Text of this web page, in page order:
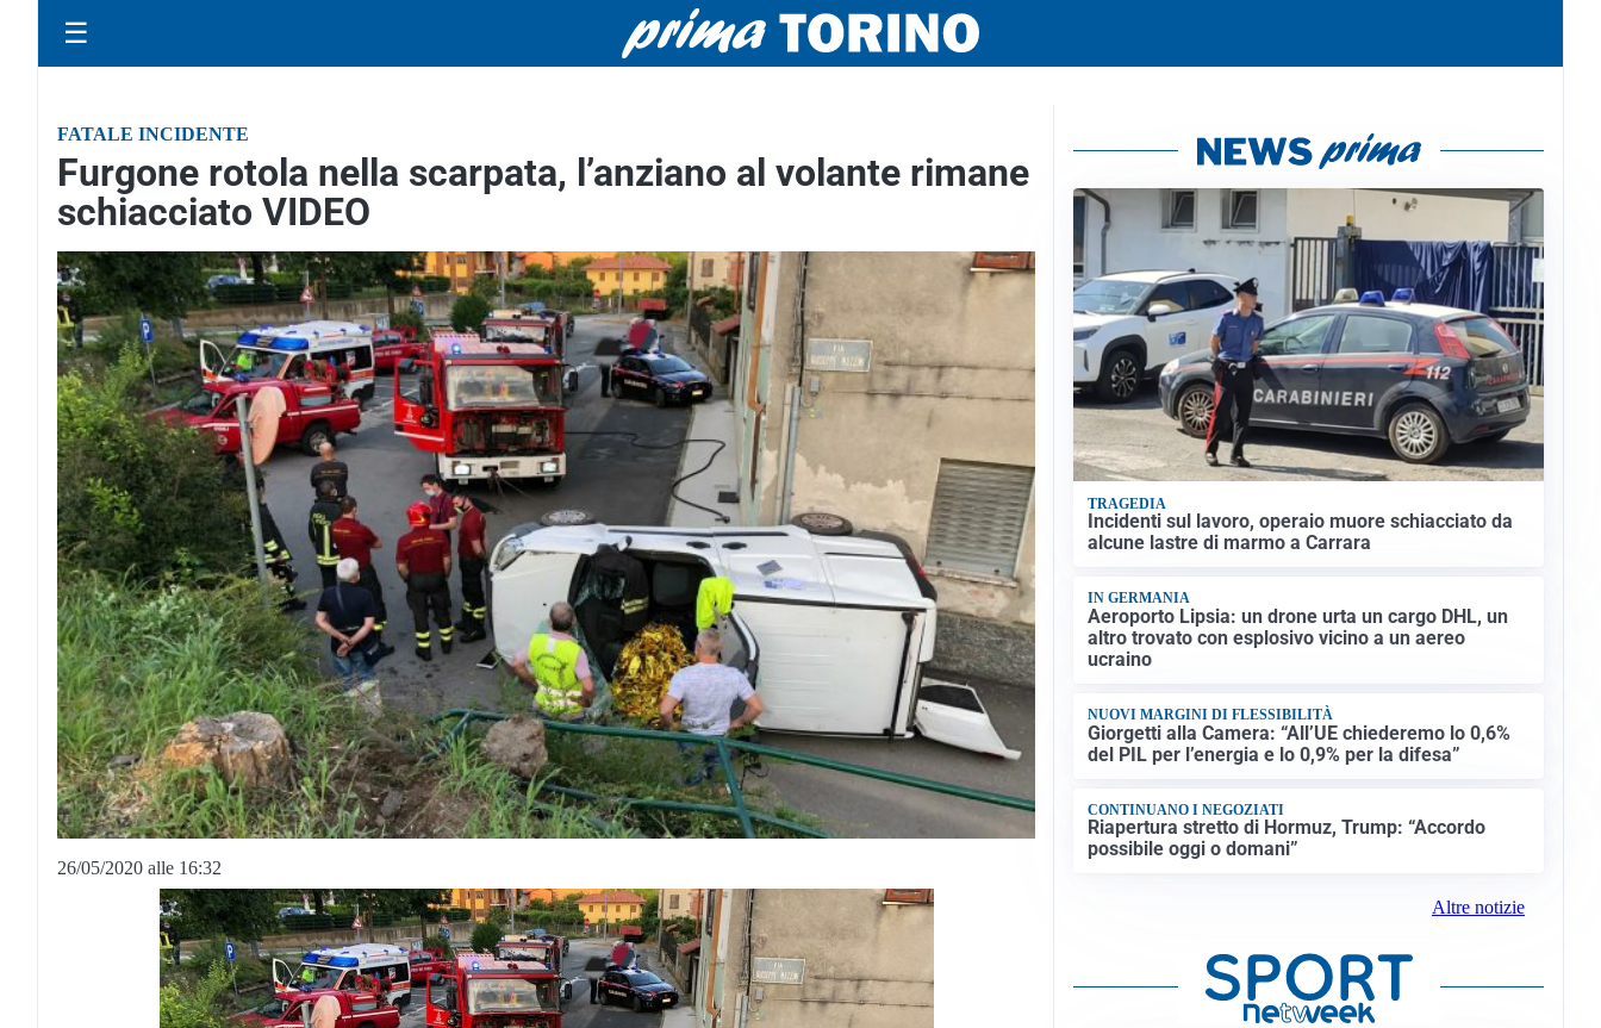
☰
FATALE INCIDENTE
Furgone rotola nella scarpata, l’anziano al volante rimane
schiacciato VIDEO
26/05/2020 alle 16:32
TRAGEDIA
Incidenti sul lavoro, operaio muore schiacciato da
alcune lastre di marmo a Carrara
IN GERMANIA
Aeroporto Lipsia: un drone urta un cargo DHL, un
altro trovato con esplosivo vicino a un aereo
ucraino
NUOVI MARGINI DI FLESSIBILITÀ
Giorgetti alla Camera: “All’UE chiederemo lo 0,6%
del PIL per l’energia e lo 0,9% per la difesa”
CONTINUANO I NEGOZIATI
Riapertura stretto di Hormuz, Trump: “Accordo
possibile oggi o domani”
Altre notizie